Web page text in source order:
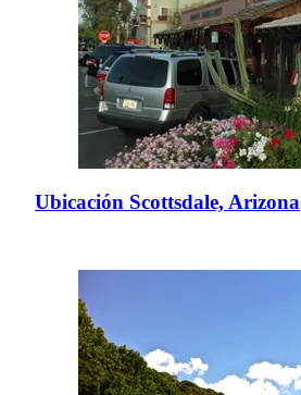
Ubicación Scottsdale, Arizona